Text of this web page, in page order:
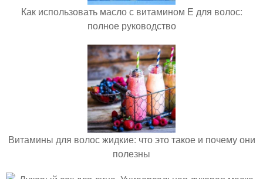
Как использовать масло с витамином Е для волос:
полное руководство
Витамины для волос жидкие: что это такое и почему они
полезны